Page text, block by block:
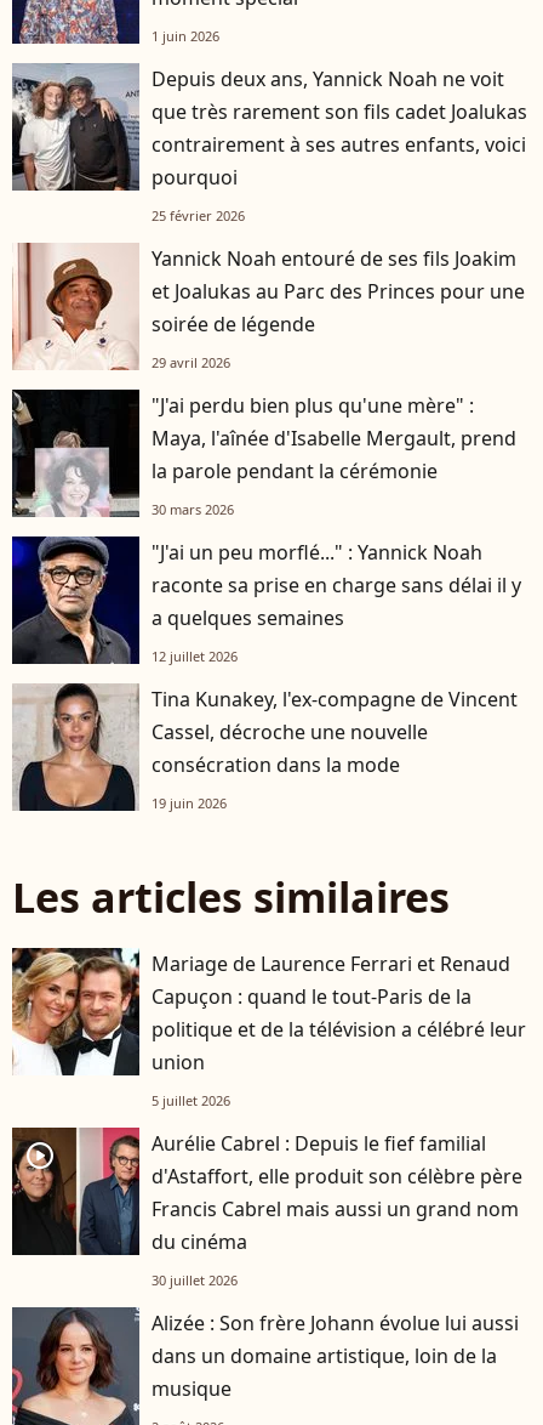
1 juin 2026
Depuis deux ans, Yannick Noah ne voit
que très rarement son fils cadet Joalukas
contrairement à ses autres enfants, voici
pourquoi
25 février 2026
Yannick Noah entouré de ses fils Joakim
et Joalukas au Parc des Princes pour une
soirée de légende
29 avril 2026
"J'ai perdu bien plus qu'une mère" :
Maya, l'aînée d'Isabelle Mergault, prend
la parole pendant la cérémonie
30 mars 2026
"J'ai un peu morflé..." : Yannick Noah
raconte sa prise en charge sans délai il y
a quelques semaines
12 juillet 2026
Tina Kunakey, l'ex-compagne de Vincent
Cassel, décroche une nouvelle
consécration dans la mode
19 juin 2026
Les articles similaires
Mariage de Laurence Ferrari et Renaud
Capuçon : quand le tout-Paris de la
politique et de la télévision a célébré leur
union
5 juillet 2026
player2
Aurélie Cabrel : Depuis le fief familial
d'Astaffort, elle produit son célèbre père
Francis Cabrel mais aussi un grand nom
du cinéma
30 juillet 2026
Alizée : Son frère Johann évolue lui aussi
dans un domaine artistique, loin de la
musique